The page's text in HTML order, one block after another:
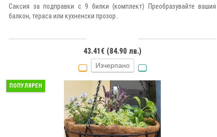
Саксия за подправки с 9 билки (комплект) Преобразувайте вашия
балкон, тераса или кухненски прозор..
43.41€ (84.90 лв.)
Изчерпано
ПОПУЛЯРЕН